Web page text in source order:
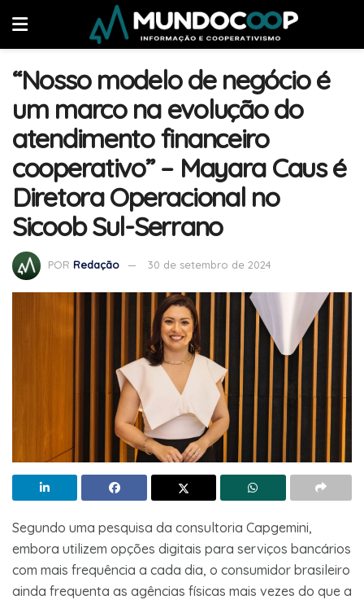
“Nosso modelo de negócio é
um marco na evolução do
atendimento financeiro
cooperativo” – Mayara Caus é
Diretora Operacional no
Sicoob Sul-Serrano
POR Redação 30 de setembro de 2024
Segundo uma pesquisa da consultoria Capgemini,
embora utilizem opções digitais para serviços bancários
com mais frequência a cada dia, o consumidor brasileiro
ainda frequenta as agências físicas mais vezes do que a